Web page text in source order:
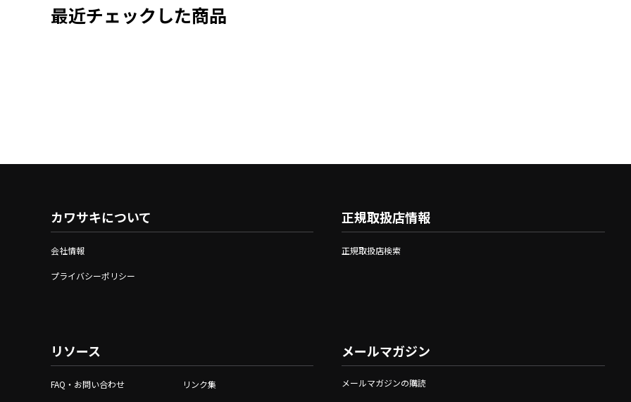
最近チェックした商品
カワサキについて
会社情報
プライバシーポリシー
リソース
FAQ・お問い合わせ リンク集
正規取扱店情報
正規取扱店検索
メールマガジン
メールマガジンの購読